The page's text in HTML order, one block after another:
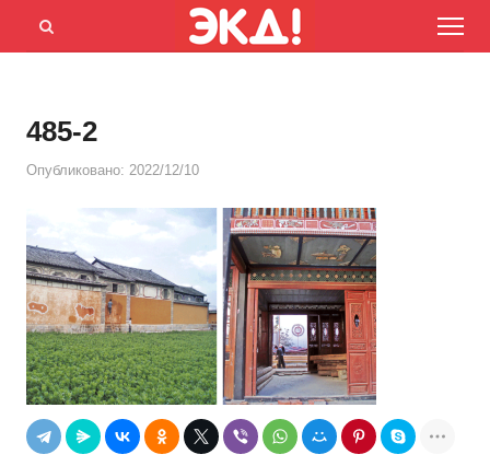
Menu
Открыть
485-2
Опубликовано: 2022/12/10